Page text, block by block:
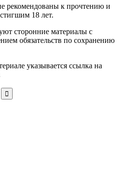
рекомендованы к прочтению и
18 лет.
сторонние материалы с
обязательств по сохранению
указывается ссылка на